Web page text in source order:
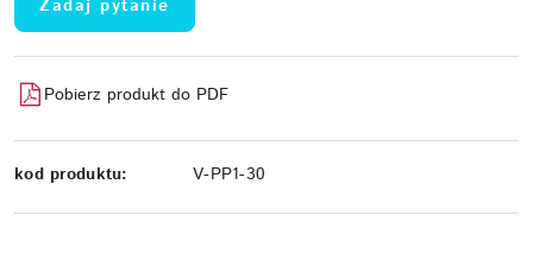
Zadaj pytanie
Pobierz produkt do PDF
kod produktu: V-PP1-30